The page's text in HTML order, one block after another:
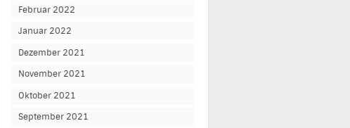
Februar 2022
Januar 2022
Dezember 2021
November 2021
Oktober 2021
September 2021